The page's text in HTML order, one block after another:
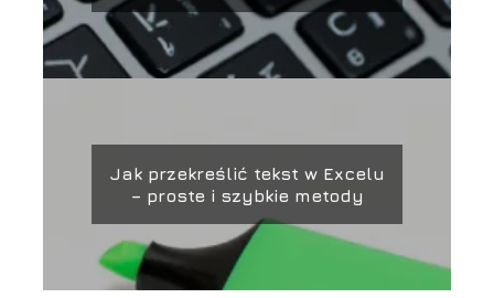
Jak przekreślić tekst w Excelu
– proste i szybkie metody